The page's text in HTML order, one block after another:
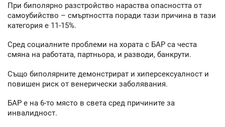
При биполярно разстройство нараства опасността от
самоубийство – смъртността поради тази причина в тази
категория е 11-15%.
Сред социалните проблеми на хората с БАР са честа
смяна на работата, партньора, и разводи, банкрути.
Също биполярните демонстрират и хиперсексуалност и
повишен риск от венерически заболявания.
БАР е на 6-то място в света сред причините за
инвалидност.